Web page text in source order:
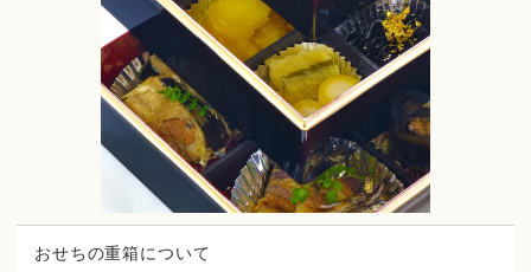
おせちの重箱について